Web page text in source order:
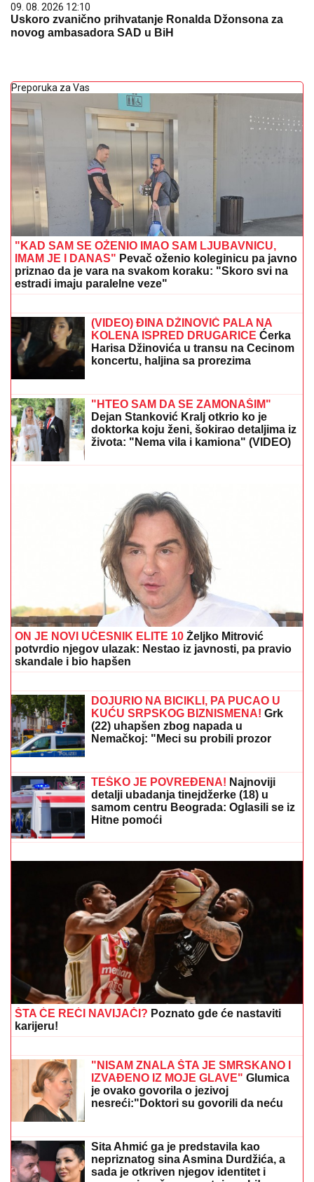
09. 08. 2026 12:10
Uskoro zvanično prihvatanje Ronalda Džonsona za
novog ambasadora SAD u BiH
Preporuka za Vas
"KAD SAM SE OŽENIO IMAO SAM LJUBAVNICU,
IMAM JE I DANAS" Pevač oženio koleginicu pa javno
priznao da je vara na svakom koraku: "Skoro svi na
estradi imaju paralelne veze"
MAGISTRALNOM PUTU!Saobraćaj
potpuno obustavljen, IMA
POVREĐENIH: Policija vrši uviđaj kod
Stoca
Harisa Džinovića u transu na Cecinom
koncertu, haljina sa prorezima
pokazala previše
"KADA JE SHVATILA DA DOLAZI KRAJ TO NAM JE
Pevačica se lavovski borila sa
karcinomom, pred smrt imala samo jedan zahtev:
"Trudimo se da joj ispunimo želju"
"HTEO SAM DA SE ZAMONAŠIM"
Dejan Stanković Kralj otkrio ko je
doktorka koju ženi, šokirao detaljima iz
NEDELjNI HOROSKOP OD 9. DO 15.
AVGUSTA: Ovna očekuje sudbinski
susret, Lava "španska serija" u
ON JE NOVI UČESNIK ELITE 10Željko Mitrović
potvrdio njegov ulazak: Nestao iz javnosti, pa pravio
skandale i bio hapšen
DANAS SLAVIMO DVA VELIKA
SVETITELjA: Uradite ovo za zdravlje i
zaštitite svoj dom
KUĆU SRPSKOG BIZNISMENA!Grk
(22) uhapšen zbog napada u
Nemačkoj: "Meci su probili prozor
spavaće sobe"